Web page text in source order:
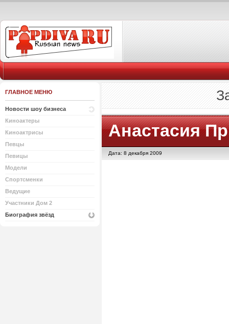
ГЛАВНОЕ МЕНЮ
Новости шоу бизнеса
Киноактеры
Киноактрисы
Певцы
Певицы
Модели
Спортсменки
Ведущие
Участники Дом 2
Биография звёзд
Анастасия
Дата: 8 декабря 2009